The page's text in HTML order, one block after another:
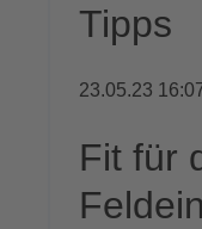
Tipps
23.05.23
Fit für